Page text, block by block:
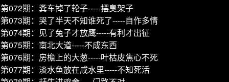
第072期：粪车掉了轮子-----摆臭架子
第073期：哭了半天不知谁死了-----自作多情
第074期：见了兔子才放鹰-----有利才出征
第075期：南北大道-----不成东西
第076期：房檐上的大葱-----叶枯皮焦心不死
第077期：淡水鱼放在咸水里-----不知死活